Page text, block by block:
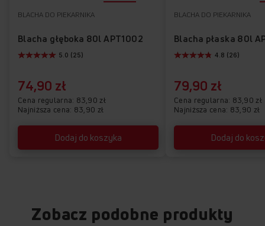
czasu pieczenia (Ts)
74,90 zł
Cena regularna 83,90 zł
Najniższa cena: 83,90 zł
BLACHA DO PIEKARNIKA
Blacha głęboka 80l APT1002
Dodaj do koszyka
5.0 (25)
79,90 zł
Cena regularna 83,90 zł
Najniższa cena: 83,90 zł
BLACHA DO PIEKARNIKA
Blacha płaska 80l
Dodaj do
4.8 (26)
Zobacz podobne produkty